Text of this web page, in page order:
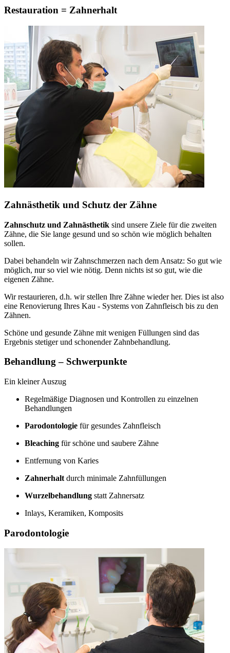
Restauration = Zahnerhalt
Zahnästhetik und Schutz der Zähne
Zahnschutz und Zahnästhetik sind unsere Ziele für die zweiten
Zähne, die Sie lange gesund und so schön wie möglich behalten
sollen.
Dabei behandeln wir Zahnschmerzen nach dem Ansatz: So gut wie
möglich, nur so viel wie nötig. Denn nichts ist so gut, wie die
eigenen Zähne.
Wir restaurieren, d.h. wir stellen Ihre Zähne wieder her. Dies ist also
eine Renovierung Ihres Kau - Systems von Zahnfleisch bis zu den
Zähnen.
Schöne und gesunde Zähne mit wenigen Füllungen sind das
Ergebnis stetiger und schonender Zahnbehandlung.
Behandlung – Schwerpunkte
Ein kleiner Auszug
Regelmäßige Diagnosen und Kontrollen zu einzelnen
Behandlungen
Parodontologie für gesundes Zahnfleisch
Bleaching für schöne und saubere Zähne
Entfernung von Karies
Zahnerhalt durch minimale Zahnfüllungen
Wurzelbehandlung statt Zahnersatz
Inlays, Keramiken, Komposits
Parodontologie